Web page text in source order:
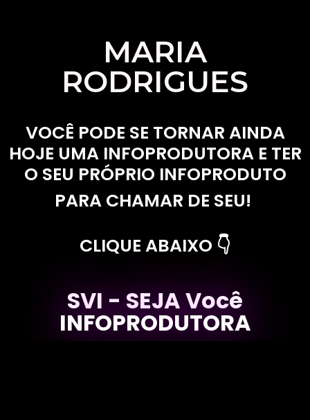
MARIA
RODRIGUES
VOCÊ PODE SE TORNAR AINDA
HOJE UMA INFOPRODUTORA E TER
O SEU PRÓPRIO INFOPRODUTO
PARA CHAMAR DE SEU!
CLIQUE ABAIXO 👇
SVI - SEJA Você
INFOPRODUTORA